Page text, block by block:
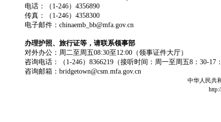
电话：（1-246）4356890
传真：（1-246）4358300
电子邮件：chinaemb_bb@mfa.gov.cn
办理护照、旅行证等，请联系领事部
对外办公：周二至周五08:30至12:00（领事证件大厅）
咨询电话：（1-246）8366219（接听时间：周一至周五8：30-17
咨询邮箱：bridgetown@csm.mfa.gov.cn
中华人民共